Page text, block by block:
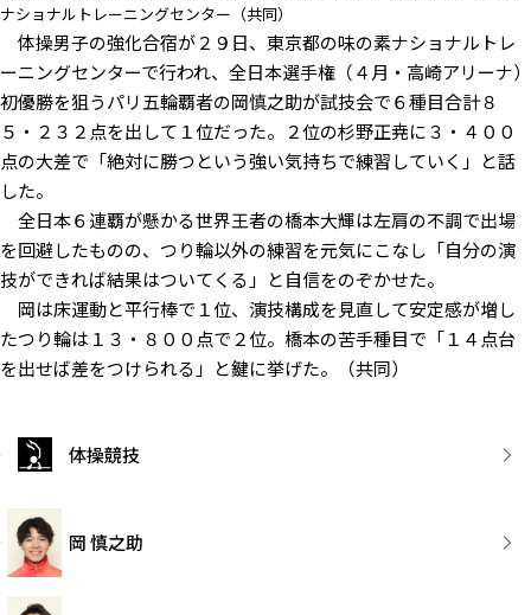
ナショナルトレーニングセンター（共同）
体操男子の強化合宿が２９日、東京都の味の素ナショナルトレ
ーニングセンターで行われ、全日本選手権（４月・高崎アリーナ）
初優勝を狙うパリ五輪覇者の岡慎之助が試技会で６種目合計８
５・２３２点を出して１位だった。２位の杉野正尭に３・４００
点の大差で「絶対に勝つという強い気持ちで練習していく」と話
した。
全日本６連覇が懸かる世界王者の橋本大輝は左肩の不調で出場
を回避したものの、つり輪以外の練習を元気にこなし「自分の演
技ができれば結果はついてくる」と自信をのぞかせた。
岡は床運動と平行棒で１位、演技構成を見直して安定感が増し
たつり輪は１３・８００点で２位。橋本の苦手種目で「１４点台
を出せば差をつけられる」と鍵に挙げた。（共同）
体操競技
岡 慎之助